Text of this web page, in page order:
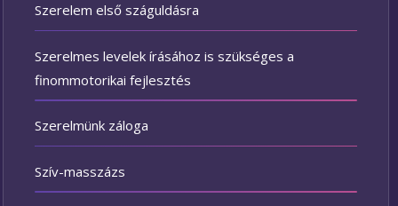
Szerelem első száguldásra
Szerelmes levelek írásához is szükséges a
finommotorikai fejlesztés
Szerelmünk záloga
Szív-masszázs